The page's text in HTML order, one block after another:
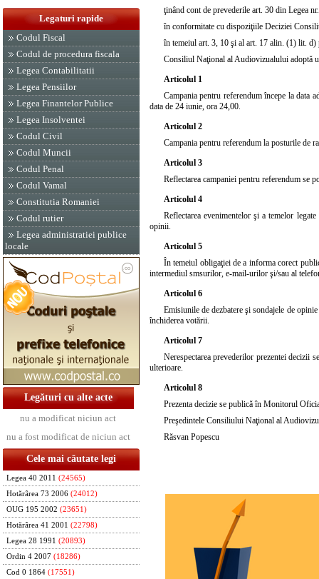
Legaturi rapide
Codul Fiscal
Codul de procedura fiscala
Legea Contabilitatii
Legea Pensiilor
Legea Finantelor Publice
Legea Insolventei
Codul Civil
Codul Muncii
Codul Penal
Codul Vamal
Constitutia Romaniei
Codul rutier
Legea administratiei publice
locale
Legături cu alte acte
nu a modificat niciun act
nu a fost modificat de niciun act
Cele mai căutate legi
Legea 40 2011 (24565)
Hotărârea 73 2006 (24012)
OUG 195 2002 (23651)
Hotărârea 41 2001 (22798)
Legea 28 1991 (20893)
Ordin 4 2007 (18286)
Cod 0 1864 (17551)
ţinând cont de prevederile art. 30 din Legea
în conformitate cu dispoziţiile Deciziei
în temeiul art. 3, 10 şi al art. 17 alin. (1) lit.
Consiliul Naţional al Audiovizualului adoptă
Articolul 1
Campania pentru referendum începe la
data de 24 iunie, ora 24,00.
Articolul 2
Campania pentru referendum la posturile de
Articolul 3
Reflectarea campaniei pentru referendum se
Articolul 4
Reflectarea evenimentelor şi a temelor
opinii.
Articolul 5
În temeiul obligaţiei de a informa corect
intermediul smsurilor, e-mail-urilor şi/sau al
Articolul 6
Emisiunile de dezbatere şi sondajele de
închiderea votării.
Articolul 7
Nerespectarea prevederilor prezentei decizii
ulterioare.
Articolul 8
Prezenta decizie se publică în Monitorul
Preşedintele Consiliului Naţional al
Răsvan Popescu